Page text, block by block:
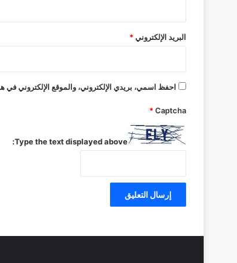
البريد الإلكتروني *
احفظ اسمي، بريدي الإلكتروني، والموقع الإلكتروني في
Captcha
*
Type the text displayed above: